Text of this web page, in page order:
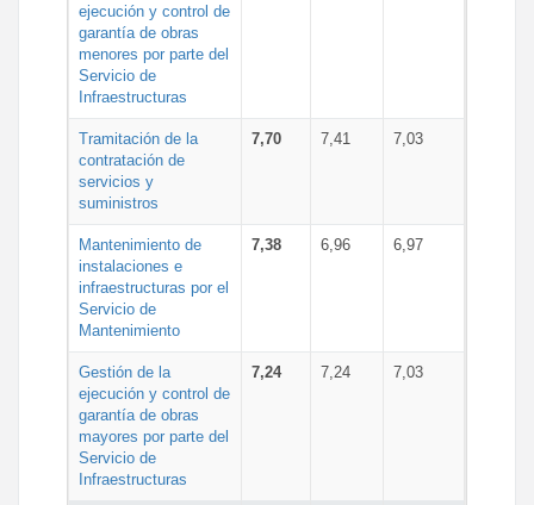
ejecución y control de
garantía de obras
menores por parte del
Servicio de
Infraestructuras
Tramitación de la
contratación de
servicios y
suministros
7,70 7,41 7,03
Mantenimiento de
instalaciones e
infraestructuras por el
Servicio de
Mantenimiento
7,38 6,96 6,97
Gestión de la
ejecución y control de
garantía de obras
mayores por parte del
Servicio de
Infraestructuras
7,24 7,24 7,03